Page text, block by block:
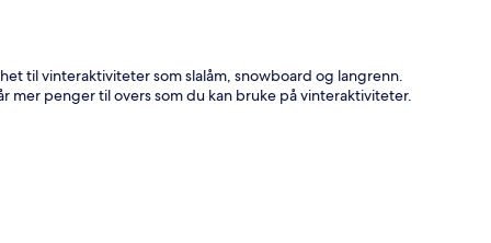
til vinteraktiviteter som slalåm, snowboard og langrenn.
penger til overs som du kan bruke på vinteraktiviteter.